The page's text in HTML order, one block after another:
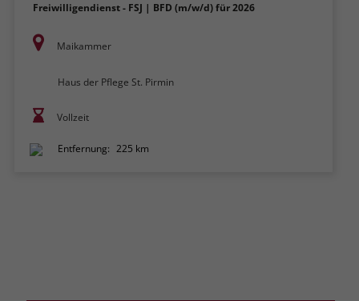
Freiwilligendienst - FSJ | BFD (m/w/d) für 2026
Maikammer
Haus der Pflege St. Pirmin
Vollzeit
Entfernung: 225 km